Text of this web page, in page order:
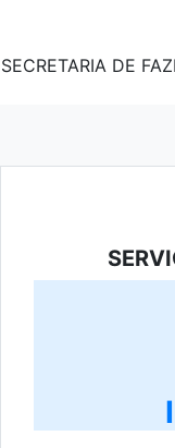
SECRETARIA DE